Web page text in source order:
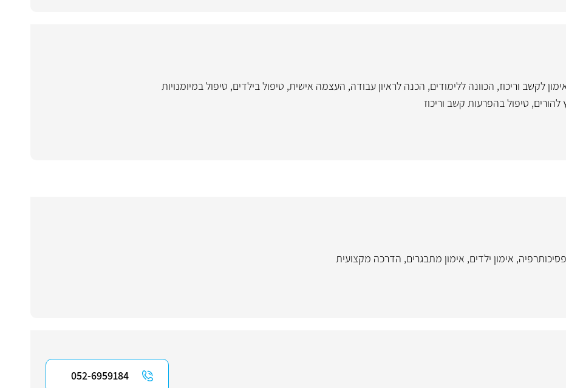
לקשב וריכוז, הכוונה ללימודים, הכנה לראיון עבודה, העצמה אישית, טיפול בילדים, טיפול במיומנויות
להורים, טיפול בהפרעות קשב וריכוז
פסיכותרפיה, אימון ילדים, אימון מתבגרים, הדרכה מקצועית
052-6959184